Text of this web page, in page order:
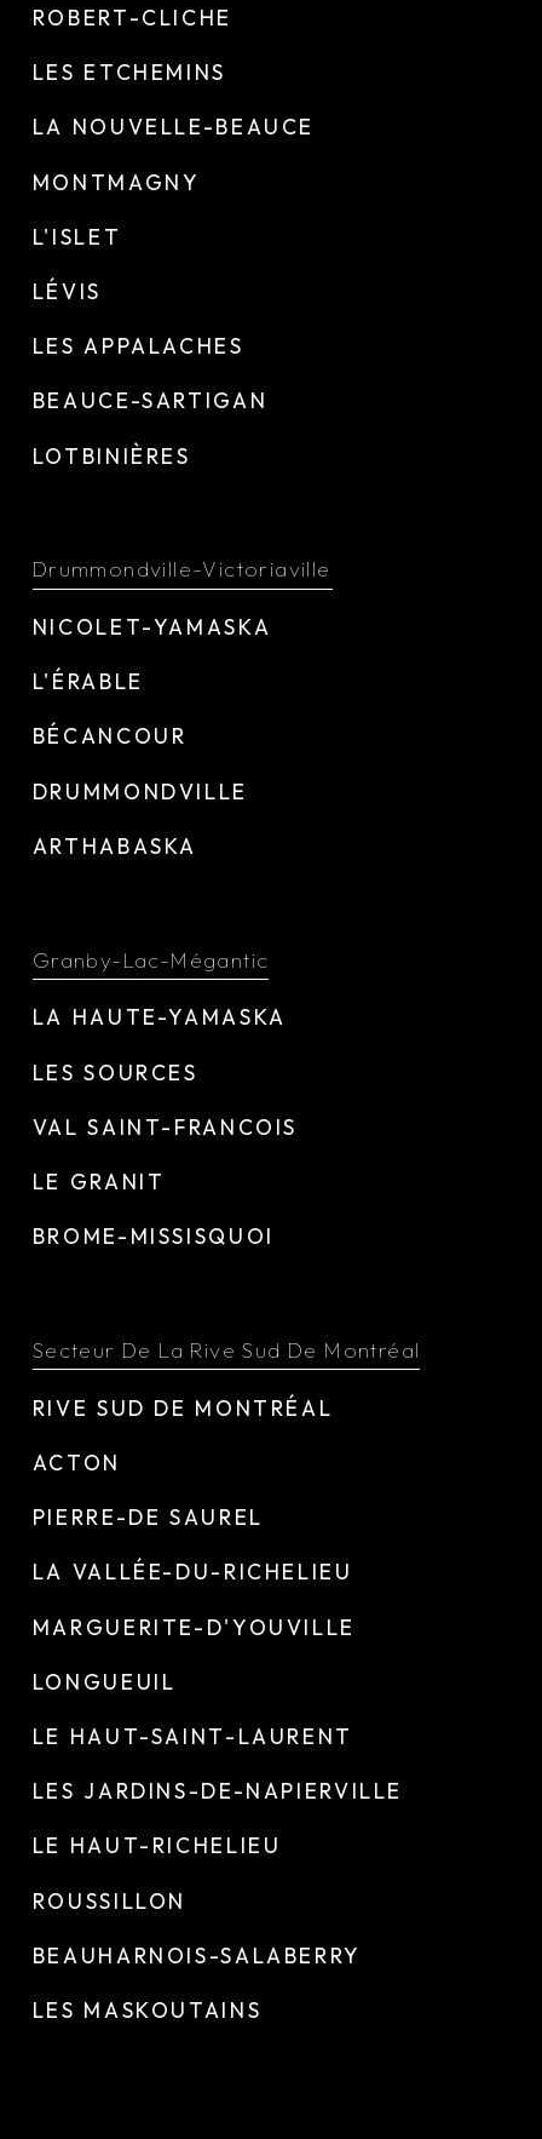
ROBERT-CLICHE
LES ETCHEMINS
LA NOUVELLE-BEAUCE
MONTMAGNY
L'ISLET
LÉVIS
LES APPALACHES
BEAUCE-SARTIGAN
LOTBINIÈRES
Drummondville-Victoriaville
NICOLET-YAMASKA
L'ÉRABLE
BÉCANCOUR
DRUMMONDVILLE
ARTHABASKA
Granby-Lac-Mégantic
LA HAUTE-YAMASKA
LES SOURCES
VAL SAINT-FRANCOIS
LE GRANIT
BROME-MISSISQUOI
Secteur De La Rive Sud De Montréal
RIVE SUD DE MONTRÉAL
ACTON
PIERRE-DE SAUREL
LA VALLÉE-DU-RICHELIEU
MARGUERITE-D'YOUVILLE
LONGUEUIL
LE HAUT-SAINT-LAURENT
LES JARDINS-DE-NAPIERVILLE
LE HAUT-RICHELIEU
ROUSSILLON
BEAUHARNOIS-SALABERRY
LES MASKOUTAINS